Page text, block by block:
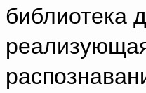
библиотека